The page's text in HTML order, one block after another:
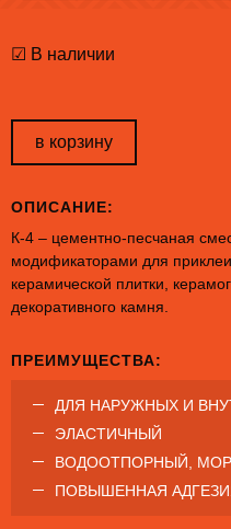
☑ В наличии
в корзину
ОПИСАНИЕ:
К-4 – цементно-песчаная
модификаторами для
керамической плитки,
декоративного камня.
ПРЕИМУЩЕСТВА:
ДЛЯ НАРУЖНЫХ И
ЭЛАСТИЧНЫЙ
ВОДООТПОРНЫЙ,
ПОВЫШЕННАЯ